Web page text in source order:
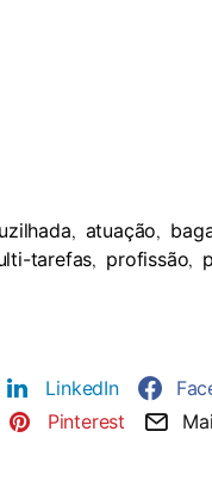
, atuação,
tarefas, profissão,
LinkedIn
Pinterest